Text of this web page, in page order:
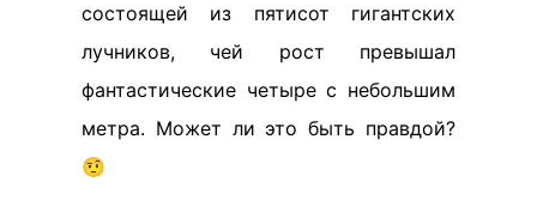
состоящей из пятисот гигантских
лучников, чей рост превышал
фантастические четыре с небольшим
метра. Может ли это быть правдой?
🤨